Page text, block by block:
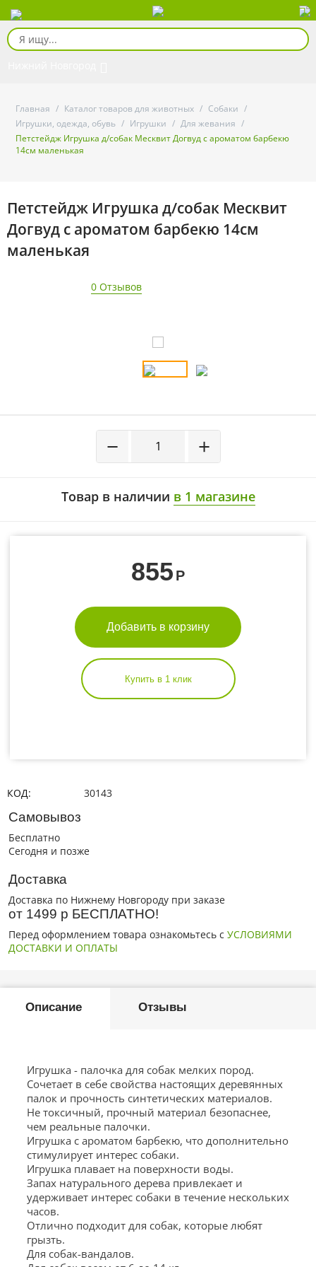
Главная / Каталог товаров для животных / Собаки /
Игрушки, одежда, обувь / Игрушки / Для жевания /
Петстейдж Игрушка д/собак Месквит Догвуд с ароматом барбекю
14см маленькая
Петстейдж Игрушка д/собак Месквит
Догвуд с ароматом барбекю 14см
маленькая
0 Отзывов
+
−
Товар в наличии в 1 магазине
855 Р
Добавить в корзину
Купить в 1 клик
КОД: 30143
Самовывоз
Бесплатно
Сегодня и позже
Доставка
Доставка по Нижнему Новгороду при заказе
от 1499 р БЕСПЛАТНО!
Перед оформлением товара ознакомьтесь с УСЛОВИЯМИ
ДОСТАВКИ И ОПЛАТЫ
Описание Отзывы
Игрушка - палочка для собак мелких пород.
Сочетает в себе свойства настоящих деревянных
палок и прочность синтетических материалов.
Не токсичный, прочный материал безопаснее,
чем реальные палочки.
Игрушка с ароматом барбекю, что дополнительно
стимулирует интерес собаки.
Игрушка плавает на поверхности воды.
Запах натурального дерева привлекает и
удерживает интерес собаки в течение нескольких
часов.
Отлично подходит для собак, которые любят
грызть.
Для собак-вандалов.